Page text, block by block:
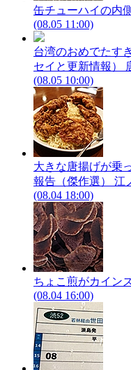
缶チューハイの内
(08.05 11:00)
台湾のおめでたす
セイと更新情報）
(08.05 10:00)
大きな唐揚げが乗
報告（傑作選） 江
(08.04 18:00)
ちょこ煎がカイン
(08.04 16:00)